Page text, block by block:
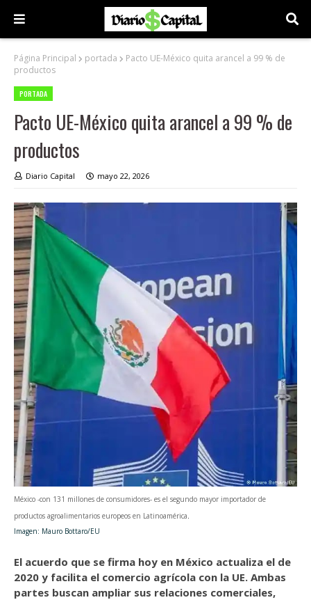
Página Principal portada
Pacto UE-México quita arancel a 99 % de
productos
PORTADA
Pacto UE-México quita arancel a 99 % de
productos
Diario Capital mayo 22, 2026
México -con 131 millones de consumidores- es el segundo mayor importador de
productos agroalimentarios europeos en Latinoamérica.
Imagen: Mauro Bottaro/EU
El acuerdo que se firma hoy en México actualiza el de
2020 y facilita el comercio agrícola con la UE. Ambas
partes buscan ampliar sus relaciones comerciales,